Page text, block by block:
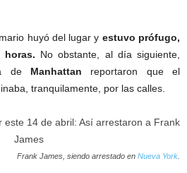
huyó del lugar y estuvo prófugo,
horas. No obstante, al día siguiente,
de Manhattan reportaron que el
tranquilamente, por las calles.
Frank James, siendo arrestado en Nueva York